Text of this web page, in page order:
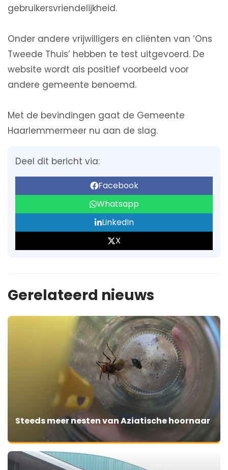
gebruikersvriendelijkheid.
Onder andere vrijwilligers en cliënten van ‘Ons
Tweede Thuis’ hebben te test uitgevoerd. De
website wordt als positief voorbeeld voor
andere gemeente benoemd.
Met de bevindingen gaat de Gemeente
Haarlemmermeer nu aan de slag.
Deel dit bericht via:
Facebook
Whatsapp
LinkedIn
X
Gerelateerd nieuws
Steeds meer nesten van Aziatische hoornaar